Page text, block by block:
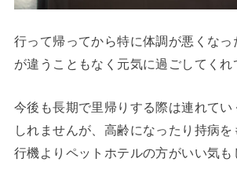
行って帰ってから特に体調が悪くなっ
が違うこともなく元気に過ごしてくれ
今後も長期で里帰りする際は連れてい
しれませんが、高齢になったり持病
行機よりペットホテルの方がいい気も